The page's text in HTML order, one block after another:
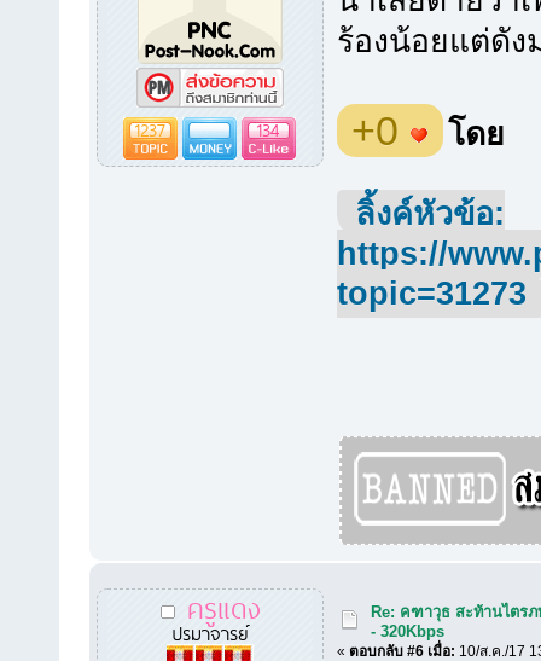
1237 134
ร้องน้อยแต่ดั
+0 โดย
ลิ้งค์หัวข้อ:
https://
topic=31273
ครูแดง
ปรมาจารย์
Re: คฑาวุธ สะท้านไตร
- 320Kbps
« ตอบกลับ #6 เมื่อ: 10/ส.ค./17